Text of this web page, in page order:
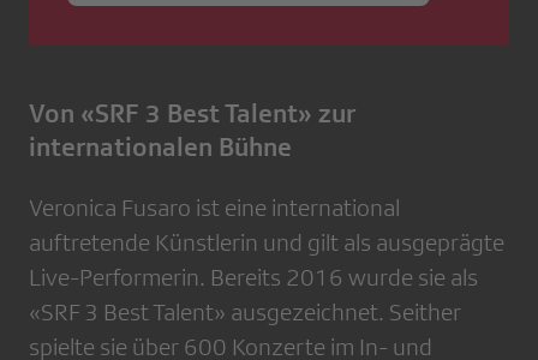
Von «SRF 3 Best Talent» zur
internationalen Bühne
Veronica Fusaro ist eine international
auftretende Künstlerin und gilt als ausgeprägte
Live-Performerin. Bereits 2016 wurde sie als
«SRF 3 Best Talent» ausgezeichnet. Seither
spielte sie über 600 Konzerte im In- und